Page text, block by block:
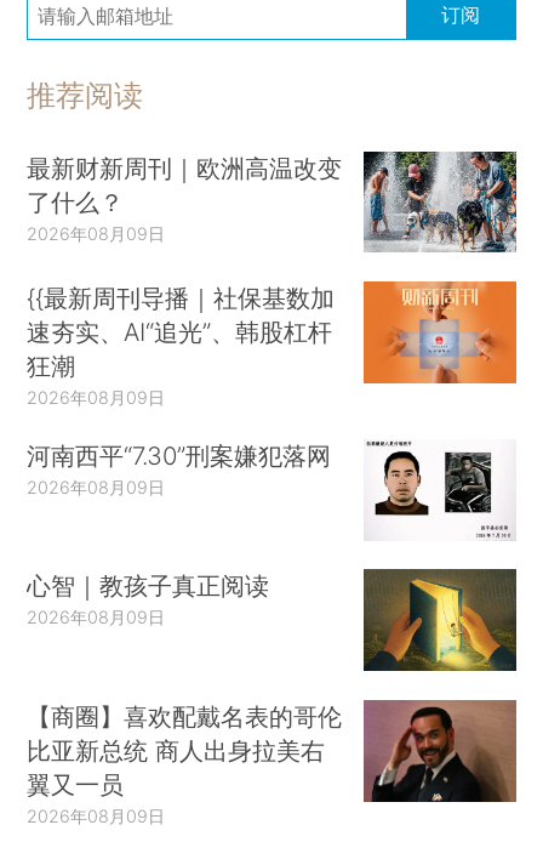
订阅
推荐阅读
最新财新周刊｜欧洲高温改变
了什么？
2026年08月09日
{{最新周刊导播｜社保基数加
速夯实、AI“追光”、韩股杠杆
狂潮
2026年08月09日
河南西平“7.30”刑案嫌犯落网
2026年08月09日
心智｜教孩子真正阅读
2026年08月09日
【商圈】喜欢配戴名表的哥伦
比亚新总统 商人出身拉美右
翼又一员
2026年08月09日